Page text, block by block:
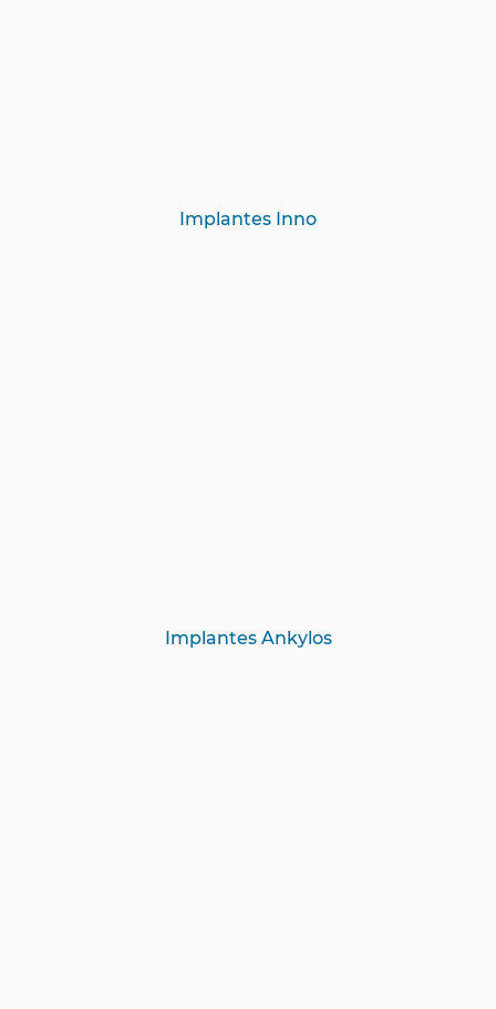
Implantes Inno
Implantes Ankylos